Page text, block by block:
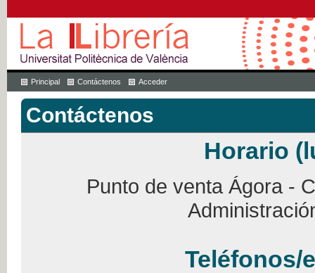
Principal Contáctenos Acceder
Contáctenos
Horario
Punto de venta Ágora -
Teléfonos/